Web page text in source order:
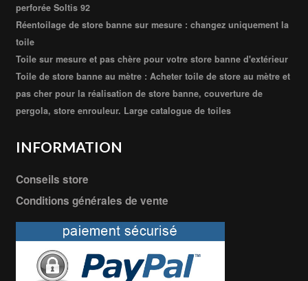
perforée Soltis 92
Réentoilage de store banne sur mesure : changez uniquement la
toile
Toile sur mesure et pas chère pour votre store banne d'extérieur
Toile de store banne au mètre : Acheter toile de store au mètre et
pas cher pour la réalisation de store banne, couverture de
pergola, store enrouleur. Large catalogue de toiles
INFORMATION
Conseils store
Conditions générales de vente